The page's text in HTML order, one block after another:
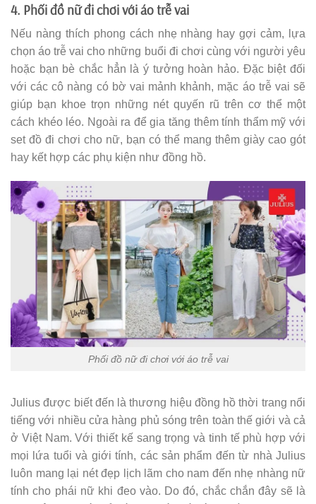
4. Phối đồ nữ đi chơi với áo trễ vai
Nếu nàng thích phong cách nhẹ nhàng hay gợi cảm, lựa
chọn áo trễ vai cho những buổi đi chơi cùng với người yêu
hoặc bạn bè chắc hẳn là ý tưởng hoàn hảo. Đặc biệt đối
với các cô nàng có bờ vai mảnh khảnh, mặc áo trễ vai sẽ
giúp bạn khoe trọn những nét quyến rũ trên cơ thể một
cách khéo léo. Ngoài ra để gia tăng thêm tính thẩm mỹ với
set đồ đi chơi cho nữ, bạn có thể mang thêm giày cao gót
hay kết hợp các phụ kiện như đồng hồ.
Phối đồ nữ đi chơi với áo trễ vai
Julius được biết đến là thương hiệu đồng hồ thời trang nổi
tiếng với nhiều cửa hàng phủ sóng trên toàn thế giới và cả
ở Việt Nam. Với thiết kế sang trọng và tinh tế phù hợp với
mọi lứa tuổi và giới tính, các sản phẩm đến từ nhà Julius
luôn mang lại nét đẹp lịch lãm cho nam đến nhẹ nhàng nữ
tính cho phái nữ khi đeo vào. Do đó, chắc chắn đây sẽ là